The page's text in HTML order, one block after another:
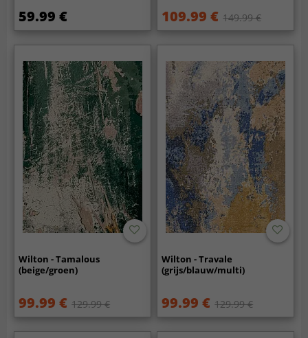
59.99 € 109.99 € 149.99 €
Wilton - Tamalous
(beige/groen)
99.99 € 129.99 €
Wilton - Travale
(grijs/blauw/multi)
99.99 € 129.99 €